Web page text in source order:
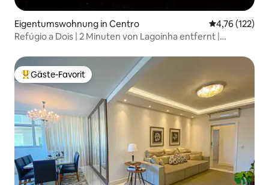
Eigentumswohnung in Centro
4,76 (122)
Refúgio a Dois | 2 Minuten von Lagoinha entfernt |
Beliebter Gäste-Favorit.
Gäste-Favorit